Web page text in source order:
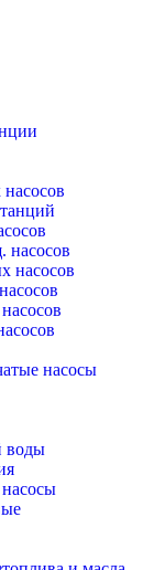
насосов
насосов
насосы
воды